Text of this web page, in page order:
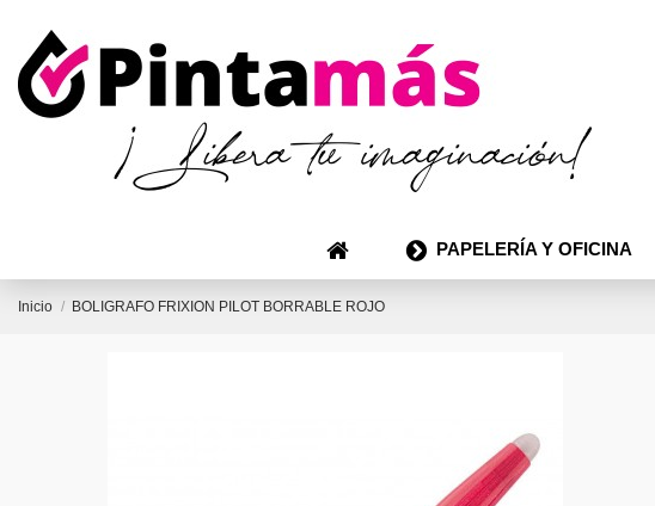
PAPELERÍA Y OFICINA
Inicio BOLIGRAFO FRIXION PILOT BORRABLE ROJO